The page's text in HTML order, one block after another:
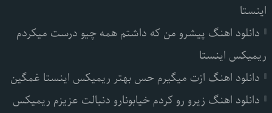
اینستا
دانلود اهنگ پیشرو من که داشتم همه چیو درست میکردم
ریمیکس اینستا
دانلود اهنگ ازت میگیرم حس بهتر ریمیکس اینستا غمگین
دانلود اهنگ زیرو رو کردم خیابونارو دنبالت عزیزم ریمیکس